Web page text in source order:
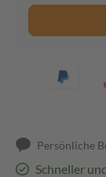
Persönliche
Schneller